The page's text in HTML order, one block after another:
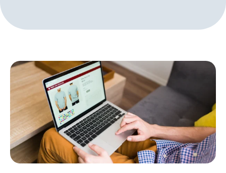
PagePagePagePage